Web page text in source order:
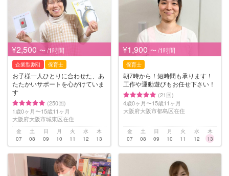
¥2,500 〜 /1時間
企業型割引 保育士
お子様一人ひとりに合わせた、あ
たたかいサポートを心がけていま
す
(250回)
1歳0ヶ月〜15歳11ヶ月
大阪府大阪市城東区在住
金
07
土
08
日
09
月
10
火
11
水
12
木
13
¥1,900 〜 /1時間
保育士
朝7時から！短時間も承ります！
工作や運動遊びもお任せ下さい！
(21回)
4歳0ヶ月〜15歳11ヶ月
大阪府大阪市都島区在住
金
07
土
08
日
09
月
10
火
11
水
12
木
13